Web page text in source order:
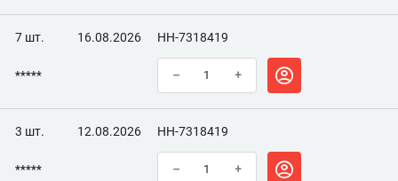
7 шт. 16.08.2026 НН-7318419
***** – +
3 шт. 12.08.2026 НН-7318419
***** – +